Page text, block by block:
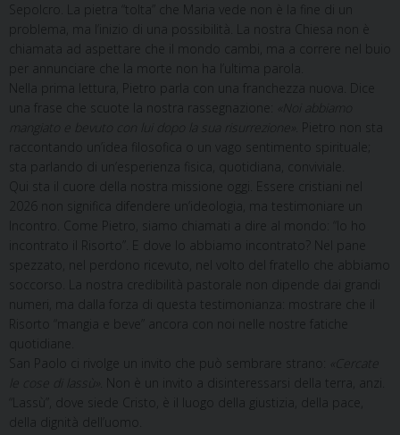
Sepolcro. La pietra “tolta” che Maria vede non è la fine di un
problema, ma l’inizio di una possibilità. La nostra Chiesa non è
chiamata ad aspettare che il mondo cambi, ma a correre nel buio
per annunciare che la morte non ha l’ultima parola.
Nella prima lettura, Pietro parla con una franchezza nuova. Dice
una frase che scuote la nostra rassegnazione:
«Noi abbiamo
mangiato e bevuto con lui dopo la sua risurrezione»
. Pietro non sta
raccontando un’idea filosofica o un vago sentimento spirituale;
sta parlando di un’esperienza fisica, quotidiana, conviviale.
Qui sta il cuore della nostra missione oggi. Essere cristiani nel
2026 non significa difendere un’ideologia, ma testimoniare un
Incontro. Come Pietro, siamo chiamati a dire al mondo: “Io ho
incontrato il Risorto”. E dove lo abbiamo incontrato? Nel pane
spezzato, nel perdono ricevuto, nel volto del fratello che abbiamo
soccorso. La nostra credibilità pastorale non dipende dai grandi
numeri, ma dalla forza di questa testimonianza: mostrare che il
Risorto “mangia e beve” ancora con noi nelle nostre fatiche
quotidiane.
San Paolo ci rivolge un invito che può sembrare strano:
. Non è un invito a disinteressarsi della terra, anzi.
“Lassù”, dove siede Cristo, è il luogo della giustizia, della pace,
della dignità dell’uomo.